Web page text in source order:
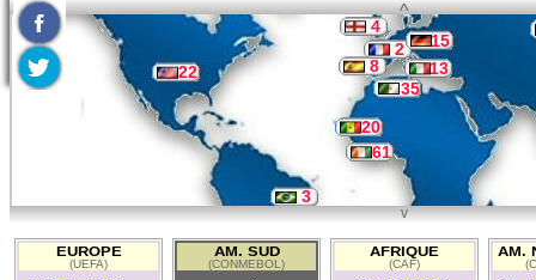
^
v
22
4
2
15
8
13
5
3
61
20
35
EUROPE
(UEFA)
AM. SUD
(CONMEBOL)
AFRIQUE
(CAF)
AM.